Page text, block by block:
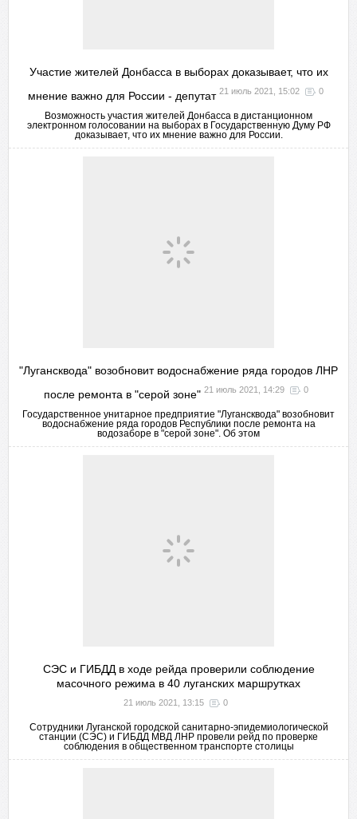
Участие жителей Донбасса в выборах доказывает, что их
мнение важно для России - депутат 21 июль 2021, 15:02 0
Возможность участия жителей Донбасса в дистанционном
электронном голосовании на выборах в Государственную Думу РФ
доказывает, что их мнение важно для России.
"Лугансквода" возобновит водоснабжение ряда городов ЛНР
после ремонта в "серой зоне" 21 июль 2021, 14:29 0
Государственное унитарное предприятие "Лугансквода" возобновит
водоснабжение ряда городов Республики после ремонта на
водозаборе в "серой зоне". Об этом
СЭС и ГИБДД в ходе рейда проверили соблюдение
масочного режима в 40 луганских маршрутках
21 июль 2021, 13:15 0
Сотрудники Луганской городской санитарно-эпидемиологической
станции (СЭС) и ГИБДД МВД ЛНР провели рейд по проверке
соблюдения в общественном транспорте столицы